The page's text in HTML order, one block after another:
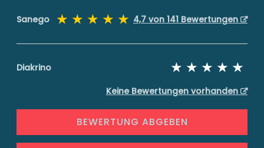
Sanego 4,7 von 141 Bewertungen
Diakrino
Keine Bewertungen vorhanden
BEWERTUNG ABGEBEN